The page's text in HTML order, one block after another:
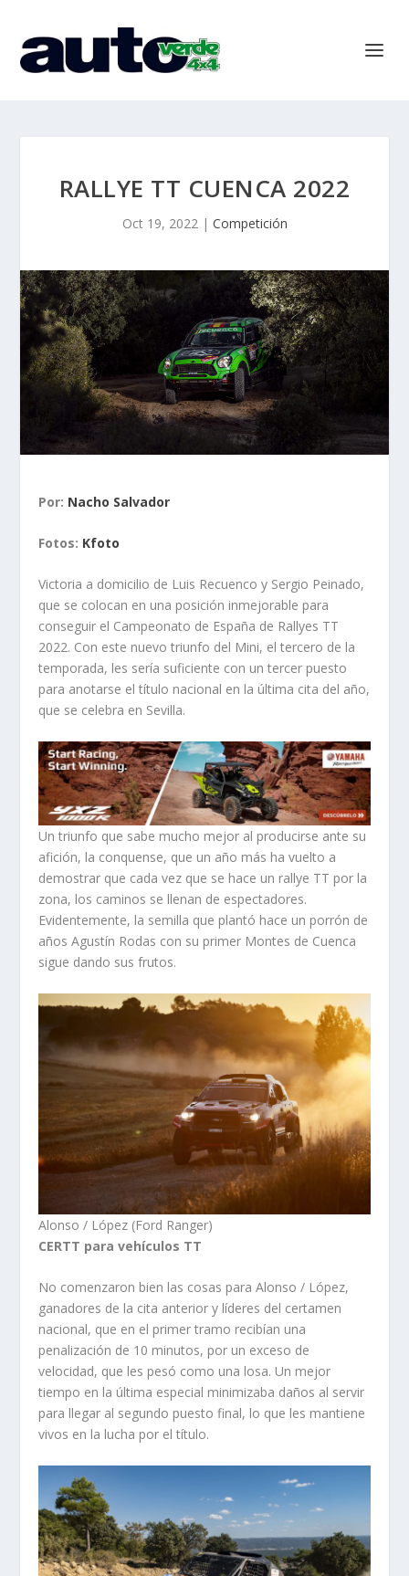
RALLYE TT CUENCA 2022
Oct 19, 2022| Competición
Por: Nacho Salvador
Fotos: Kfoto
Victoria a domicilio de Luis Recuenco y Sergio Peinado,
que se colocan en una posición inmejorable para
conseguir el Campeonato de España de Rallyes TT
2022. Con este nuevo triunfo del Mini, el tercero de la
temporada, les sería suficiente con un tercer puesto
para anotarse el título nacional en la última cita del año,
que se celebra en Sevilla.
Un triunfo que sabe mucho mejor al producirse ante su
afición, la conquense, que un año más ha vuelto a
demostrar que cada vez que se hace un rallye TT por la
zona, los caminos se llenan de espectadores.
Evidentemente, la semilla que plantó hace un porrón de
años Agustín Rodas con su primer Montes de Cuenca
sigue dando sus frutos.
Alonso / López (Ford Ranger)
CERTT para vehículos TT
No comenzaron bien las cosas para Alonso / López,
ganadores de la cita anterior y líderes del certamen
nacional, que en el primer tramo recibían una
penalización de 10 minutos, por un exceso de
velocidad, que les pesó como una losa. Un mejor
tiempo en la última especial minimizaba daños al servir
para llegar al segundo puesto final, lo que les mantiene
vivos en la lucha por el título.